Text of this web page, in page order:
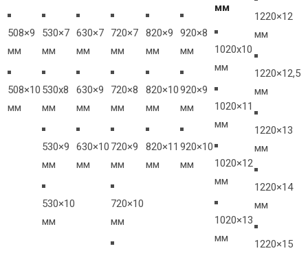
508×9
мм
508×10
мм
530×7
мм
530х8
мм
530×9
мм
530×10
мм
630×7
мм
630×9
мм
630×10
мм
720×7
мм
720×8
мм
720×9
мм
720×10
мм
820×9
мм
820×10
мм
820×11
мм
920×8
мм
920×9
мм
920×10
мм
мм
1020х10
мм
1020×11
мм
1020×12
мм
1020×13
мм
1220×12
мм
1220×12,5
мм
1220×13
мм
1220×14
мм
1220×15